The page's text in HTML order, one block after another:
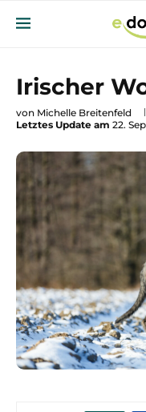
Irischer
von Michelle Breitenfeld
Letztes Update am 22.